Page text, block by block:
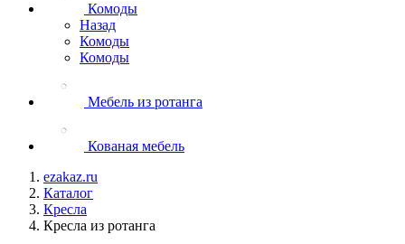
Комоды
Назад
Комоды
Комоды
Мебель из ротанга
Кованая мебель
ezakaz.ru
Каталог
Кресла
Кресла из ротанга